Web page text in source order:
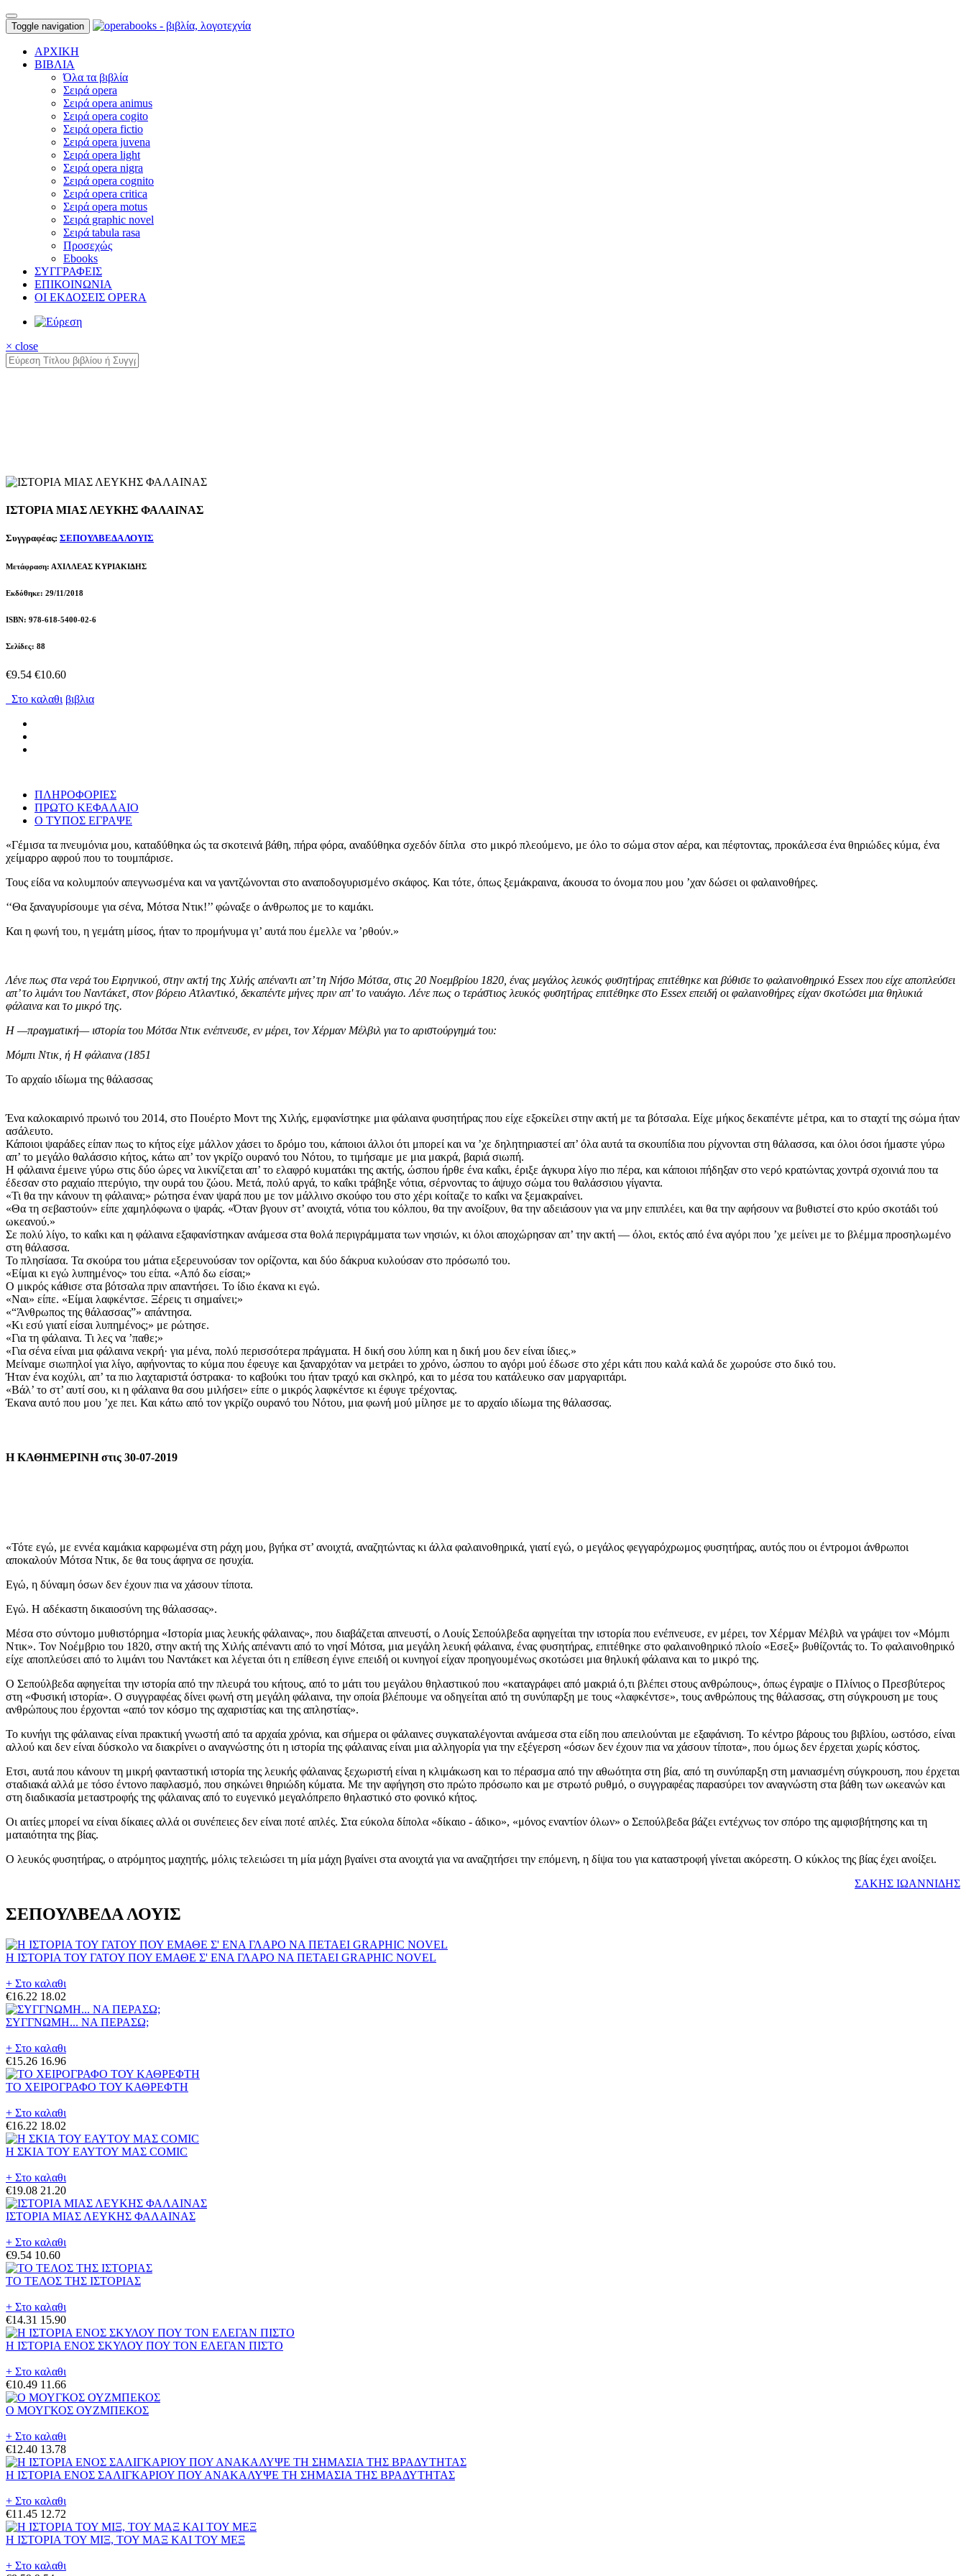
Toggle navigation
ΑΡΧΙΚΗ
ΒΙΒΛΙΑ
Όλα τα βιβλία
Σειρά opera
Σειρά opera animus
Σειρά opera cogito
Σειρά opera fictio
Σειρά opera juvena
Σειρά opera light
Σειρά opera nigra
Σειρά opera cognito
Σειρά opera critica
Σειρά opera motus
Σειρά graphic novel
Σειρά tabula rasa
Προσεχώς
Ebooks
ΣΥΓΓΡΑΦΕΙΣ
ΕΠΙΚΟΙΝΩΝΙΑ
ΟΙ ΕΚΔΟΣΕΙΣ OPERA
× close
ΙΣΤΟΡΙΑ ΜΙΑΣ ΛΕΥΚΗΣ ΦΑΛΑΙΝΑΣ
Συγγραφέας: ΣΕΠΟΥΛΒΕΔΑ ΛΟΥΙΣ
Μετάφραση: ΑΧΙΛΛΕΑΣ ΚΥΡΙΑΚΙΔΗΣ
Εκδόθηκε: 29/11/2018
ISBN: 978-618-5400-02-6
Σελίδες: 88
€9.54 €10.60
Στο καλαθι βιβλια
ΠΛΗΡΟΦΟΡΙΕΣ
ΠΡΩΤΟ ΚΕΦΑΛΑΙΟ
Ο ΤΥΠΟΣ ΕΓΡΑΨΕ
«Γέμισα τα πνευμόνια μου, καταδύθηκα ώς τα σκοτεινά βάθη, πήρα φόρα, αναδύθηκα σχεδόν δίπλα στο μικρό πλεούμενο, με όλο το σώμα στον αέρα, και πέφτοντας, προκάλεσα ένα θηριώδες κύμα, ένα
χείμαρρο αφρού που το τουμπάρισε.
Τους είδα να κολυμπούν απεγνωσμένα και να γαντζώνονται στο αναποδογυρισμένο σκάφος. Και τότε, όπως ξεμάκραινα, άκουσα το όνομα που μου ’χαν δώσει οι φαλαινοθήρες.
‘‘Θα ξαναγυρίσουμε για σένα, Μότσα Ντικ!’’ φώναξε ο άνθρωπος με το καμάκι.
Και η φωνή του, η γεμάτη μίσος, ήταν το προμήνυμα γι’ αυτά που έμελλε να ’ρθούν.»
Λένε πως στα νερά του Ειρηνικού, στην ακτή της Χιλής απέναντι απ’ τη Νήσο Μότσα, στις 20 Νοεμβρίου 1820, ένας μεγάλος λευκός φυσητήρας επιτέθηκε και βύθισε το φαλαινοθηρικό Essex που είχε αποπλεύσει
απ’ το λιμάνι του Ναντάκετ, στον βόρειο Ατλαντικό, δεκαπέντε μήνες πριν απ' το ναυάγιο. Λένε πως ο τεράστιος λευκός φυσητήρας επιτέθηκε στο Essex επειδή οι φαλαινοθήρες είχαν σκοτώσει μια θηλυκιά
φάλαινα και το μικρό της.
Η —πραγματική— ιστορία του Μότσα Ντικ ενέπνευσε, εν μέρει, τον Χέρμαν Μέλβιλ για το αριστούργημά του:
Μόμπι Ντικ, ή Η φάλαινα (1851
Το αρχαίο ιδίωμα της θάλασσας
Ένα καλοκαιρινό πρωινό του 2014, στο Πουέρτο Μοντ της Χιλής, εμφανίστηκε μια φάλαινα φυσητήρας που είχε εξοκείλει στην ακτή με τα βότσαλα. Είχε μήκος δεκαπέντε μέτρα, και το σταχτί της σώμα ήταν
ασάλευτο.
Κάποιοι ψαράδες είπαν πως το κήτος είχε μάλλον χάσει το δρόμο του, κάποιοι άλλοι ότι μπορεί και να ’χε δηλητηριαστεί απ’ όλα αυτά τα σκουπίδια που ­ρίχνονται στη θάλασσα, και όλοι όσοι ήμαστε γύρω
απ’ το μεγάλο θαλάσσιο κήτος, κάτω απ’ τον γκρίζο ουρανό του Νότου, το τιμήσαμε με μια μακρά, βαριά σιωπή.
Η φάλαινα έμεινε γύρω στις δύο ώρες να λικνίζεται απ’ το ελαφρό κυματάκι της ακτής, ώσπου ήρθε ένα καΐκι, έριξε άγκυρα λίγο πιο πέρα, και κάποιοι πήδηξαν στο νερό κρατώντας χοντρά σχοινιά που τα
έδεσαν στο ραχιαίο πτερύγιο, την ουρά του ζώου. Μετά, πολύ αργά, το καΐκι τράβηξε νότια, σέρνοντας το άψυχο σώμα του θαλάσσιου γίγαντα.
«Τι θα την κάνουν τη φάλαινα;» ρώτησα έναν ψαρά που με τον μάλλινο σκούφο του στο χέρι κοίταζε το καΐκι να ξεμακραίνει.
«Θα τη σεβαστούν» είπε χαμηλόφωνα ο ψαράς. «Όταν βγουν στ’ ανοιχτά, νότια του κόλπου, θα την ανοίξουν, θα την αδειάσουν για να μην επιπλέει, και θα την αφήσουν να βυθιστεί στο κρύο σκοτάδι τού
ωκεανού.»
Σε πολύ λίγο, το καΐκι και η φάλαινα εξαφανίστηκαν ανάμεσα στα θολά περιγράμματα των νησιών, κι όλοι αποχώρησαν απ’ την ακτή — όλοι, εκτός από ένα αγόρι που ’χε μείνει με το βλέμμα προσηλωμένο
στη θάλασσα.
Το πλησίασα. Τα σκούρα του μάτια εξερευνούσαν τον ορίζοντα, και δύο δάκρυα κυλούσαν στο πρόσωπό του.
«Είμαι κι εγώ λυπημένος» του είπα. «Από δω ­είσαι;»
Ο μικρός κάθισε στα βότσαλα πριν απαντήσει. Το ίδιο έκανα κι εγώ.
«Ναι» είπε. «Είμαι λαφκέντσε. Ξέρεις τι σημαίνει;»
«“Άνθρωπος της θάλασσας”» απάντησα.
«Κι εσύ γιατί είσαι λυπημένος;» με ρώτησε.
«Για τη φάλαινα. Τι λες να ’παθε;»
«Για σένα είναι μια φάλαινα νεκρή· για μένα, πολύ περισσότερα πράγματα. Η δική σου λύπη και η δική μου δεν είναι ίδιες.»
Mείναμε σιωπηλοί για λίγο, αφήνοντας το κύμα που έφευγε και ξαναρχόταν να μετράει το χρόνο, ώσπου το αγόρι μού έδωσε στο χέρι κάτι που καλά καλά δε χωρούσε στο δικό του.
Ήταν ένα κοχύλι, απ’ τα πιο λαχταριστά όστρακα· το καβούκι του ήταν τραχύ και σκληρό, και το μέσα του κατάλευκο σαν μαργαριτάρι.
«Βάλ’ το στ’ αυτί σου, κι η φάλαινα θα σου μιλήσει» είπε ο μικρός λαφκέντσε κι έφυγε τρέχοντας.
Έκανα αυτό που μου ’χε πει. Και κάτω από τον γκρίζο ουρανό του Νότου, μια φωνή μού μίλησε με το αρχαίο ιδίωμα της θάλασσας.
Η ΚΑΘΗΜΕΡΙΝΗ στις 30-07-2019
«Τότε εγώ, με εννέα καμάκια καρφωμένα στη ράχη μου, βγήκα στ’ ανοιχτά, αναζητώντας κι άλλα φαλαινοθηρικά, γιατί εγώ, ο μεγάλος φεγγαρόχρωμος φυσητήρας, αυτός που οι έντρομοι άνθρωποι
αποκαλούν Μότσα Ντικ, δε θα τους άφηνα σε ησυχία.
Εγώ, η δύναμη όσων δεν έχουν πια να χάσουν τίποτα.
Εγώ. Η αδέκαστη δικαιοσύνη της θάλασσας».
Μέσα στο σύντομο μυθιστόρημα «Ιστορία μιας λευκής φάλαινας», που διαβάζεται απνευστί, ο Λουίς Σεπούλβεδα αφηγείται την ιστορία που ενέπνευσε, εν μέρει, τον Χέρμαν Μέλβιλ να γράψει τον «Μόμπι
Ντικ». Τον Νοέμβριο του 1820, στην ακτή της Χιλής απέναντι από το νησί Μότσα, μια μεγάλη λευκή φάλαινα, ένας φυσητήρας, επιτέθηκε στο φαλαινοθηρικό πλοίο «Εσεξ» βυθίζοντάς το. Το φαλαινοθηρικό
είχε αποπλεύσει από το λιμάνι του Ναντάκετ και λέγεται ότι η επίθεση έγινε επειδή οι κυνηγοί είχαν προηγουμένως σκοτώσει μια θηλυκή φάλαινα και το μικρό της.
Ο Σεπούλβεδα αφηγείται την ιστορία από την πλευρά του κήτους, από το μάτι του μεγάλου θηλαστικού που «καταγράφει από μακριά ό,τι βλέπει στους ανθρώπους», όπως έγραψε ο Πλίνιος ο Πρεσβύτερος
στη «Φυσική ιστορία». Ο συγγραφέας δίνει φωνή στη μεγάλη φάλαινα, την οποία βλέπουμε να οδηγείται από τη συνύπαρξη με τους «λαφκέντσε», τους ανθρώπους της θάλασσας, στη σύγκρουση με τους
ανθρώπους που έρχονται «από τον κόσμο της αχαριστίας και της απληστίας».
Το κυνήγι της φάλαινας είναι πρακτική γνωστή από τα αρχαία χρόνια, και σήμερα οι φάλαινες συγκαταλέγονται ανάμεσα στα είδη που απειλούνται με εξαφάνιση. Το κέντρο βάρους του βιβλίου, ωστόσο, είναι
αλλού και δεν είναι δύσκολο να διακρίνει ο αναγνώστης ότι η ιστορία της φάλαινας είναι μια αλληγορία για την εξέγερση «όσων δεν έχουν πια να χάσουν τίποτα», που όμως δεν έρχεται χωρίς κόστος.
Ετσι, αυτά που κάνουν τη μικρή φανταστική ιστορία της λευκής φάλαινας ξεχωριστή είναι η κλιμάκωση και το πέρασμα από την αθωότητα στη βία, από τη συνύπαρξη στη μανιασμένη σύγκρουση, που έρχεται
σταδιακά αλλά με τόσο έντονο παφλασμό, που σηκώνει θηριώδη κύματα. Με την αφήγηση στο πρώτο πρόσωπο και με στρωτό ρυθμό, ο συγγραφέας παρασύρει τον αναγνώστη στα βάθη των ωκεανών και
στη διαδικασία μεταστροφής της φάλαινας από το ευγενικό μεγαλόπρεπο θηλαστικό στο φονικό κήτος.
Οι αιτίες μπορεί να είναι δίκαιες αλλά οι συνέπειες δεν είναι ποτέ απλές. Στα εύκολα δίπολα «δίκαιο - άδικο», «μόνος εναντίον όλων» ο Σεπούλβεδα βάζει εντέχνως τον σπόρο της αμφισβήτησης και τη
ματαιότητα της βίας.
Ο λευκός φυσητήρας, ο ατρόμητος μαχητής, μόλις τελειώσει τη μία μάχη βγαίνει στα ανοιχτά για να αναζητήσει την επόμενη, η δίψα του για καταστροφή γίνεται ακόρεστη. Ο κύκλος της βίας έχει ανοίξει.
ΣΑΚΗΣ ΙΩΑΝΝΙΔΗΣ
ΣΕΠΟΥΛΒΕΔΑ ΛΟΥΙΣ
Η ΙΣΤΟΡΙΑ ΤΟΥ ΓΑΤΟΥ ΠΟΥ ΕΜΑΘΕ Σ' ΕΝΑ ΓΛΑΡΟ ΝΑ ΠΕΤΑΕΙ GRAPHIC NOVEL
+ Στο καλαθι
€16.22 18.02
ΣΥΓΓΝΩΜΗ... ΝΑ ΠΕΡΑΣΩ;
+ Στο καλαθι
€15.26 16.96
ΤΟ ΧΕΙΡΟΓΡΑΦΟ ΤΟΥ ΚΑΘΡΕΦΤΗ
+ Στο καλαθι
€16.22 18.02
Η ΣΚΙΑ ΤΟΥ ΕΑΥΤΟΥ ΜΑΣ COMIC
+ Στο καλαθι
€19.08 21.20
ΙΣΤΟΡΙΑ ΜΙΑΣ ΛΕΥΚΗΣ ΦΑΛΑΙΝΑΣ
+ Στο καλαθι
€9.54 10.60
ΤΟ ΤΕΛΟΣ ΤΗΣ ΙΣΤΟΡΙΑΣ
+ Στο καλαθι
€14.31 15.90
Η ΙΣΤΟΡΙΑ ΕΝΟΣ ΣΚΥΛΟΥ ΠΟΥ ΤΟΝ ΕΛΕΓΑΝ ΠΙΣΤΟ
+ Στο καλαθι
€10.49 11.66
Ο ΜΟΥΓΚΟΣ ΟΥΖΜΠΕΚΟΣ
+ Στο καλαθι
€12.40 13.78
Η ΙΣΤΟΡΙΑ ΕΝΟΣ ΣΑΛΙΓΚΑΡΙΟΥ ΠΟΥ ΑΝΑΚΑΛΥΨΕ ΤΗ ΣΗΜΑΣΙΑ ΤΗΣ ΒΡΑΔΥΤΗΤΑΣ
+ Στο καλαθι
€11.45 12.72
Η ΙΣΤΟΡΙΑ ΤΟΥ ΜΙΞ, ΤΟΥ ΜΑΞ ΚΑΙ ΤΟΥ ΜΕΞ
+ Στο καλαθι